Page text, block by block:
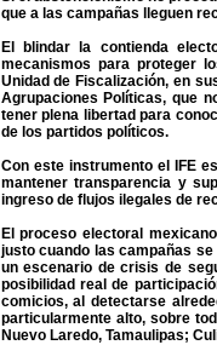
que a las campañas lleguen
El blindar la contienda
mecanismos para proteger
Unidad de Fiscalización, en
Agrupaciones Políticas, que
tener plena libertad para
de los partidos políticos.
Con este instrumento el IFE
mantener transparencia y
ingreso de flujos ilegales de
El proceso electoral
justo cuando las campañas
un escenario de crisis de
posibilidad real de
comicios, al detectarse
particularmente alto, sobre
Nuevo Laredo, Tamaulipas;